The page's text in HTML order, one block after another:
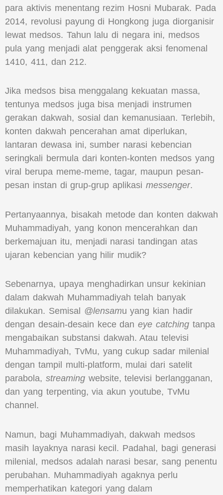
para aktivis menentang rezim Hosni Mubarak. Pada
2014, revolusi payung di Hongkong juga diorganisir
lewat medsos. Tahun lalu di negara ini, medsos
pula yang menjadi alat penggerak aksi fenomenal
1410, 411, dan 212.
Jika medsos bisa menggalang kekuatan massa,
tentunya medsos juga bisa menjadi instrumen
gerakan dakwah, sosial dan kemanusiaan. Terlebih,
konten dakwah pencerahan amat diperlukan,
lantaran dewasa ini, sumber narasi kebencian
seringkali bermula dari konten-konten medsos yang
viral berupa meme-meme, tagar, maupun pesan-
pesan instan di grup-grup aplikasi messenger.
Pertanyaannya, bisakah metode dan konten dakwah
Muhammadiyah, yang konon mencerahkan dan
berkemajuan itu, menjadi narasi tandingan atas
ujaran kebencian yang hilir mudik?
Sebenarnya, upaya menghadirkan unsur kekinian
dalam dakwah Muhammadiyah telah banyak
dilakukan. Semisal @lensamu yang kian hadir
dengan desain-desain kece daneye catching tanpa
mengabaikan substansi dakwah. Atau televisi
Muhammadiyah, TvMu, yang cukup sadar milenial
dengan tampil multi-platform, mulai dari satelit
parabola, streamingwebsite, televisi berlangganan,
dan yang terpenting, via akun youtube, TvMu
channel.
Namun, bagi Muhammadiyah, dakwah medsos
masih layaknya narasi kecil. Padahal, bagi generasi
milenial, medsos adalah narasi besar, sang penentu
perubahan. Muhammadiyah agaknya perlu
memperhatikan kategori yang dalam